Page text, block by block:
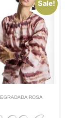
Sale!
ROSA